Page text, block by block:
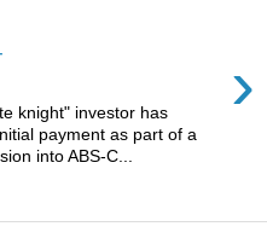
›
knight" investor has
payment as part of a
into ABS-C...